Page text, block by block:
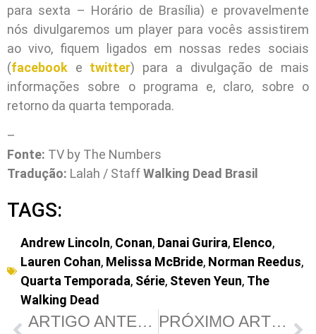
para sexta – Horário de Brasília) e provavelmente
nós divulgaremos um player para vocês assistirem
ao vivo, fiquem ligados em nossas redes sociais
(facebook e twitter) para a divulgação de mais
informações sobre o programa e, claro, sobre o
retorno da quarta temporada.
–
Fonte: TV by The Numbers
Tradução: Lalah / StaffWalking Dead Brasil
TAGS:
Andrew Lincoln, Conan, Danai Gurira, Elenco,
Lauren Cohan, Melissa McBride, Norman Reedus,
Quarta Temporada, Série, Steven Yeun, The
Walking Dead
ARTIGO ANTERIOR PRÓXIMO ARTIGO